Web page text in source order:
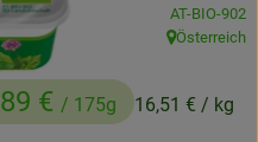
€ / 175g 16,51 € / kg
,AT-BIO-902
, Herkunft:
Österreich